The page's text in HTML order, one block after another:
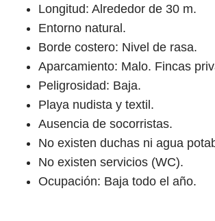
Longitud: Alrededor de 30 m.
Entorno natural.
Borde costero: Nivel de rasa.
Aparcamiento: Malo. Fincas
Peligrosidad: Baja.
Playa nudista y textil.
Ausencia de socorristas.
No existen duchas ni agua
No existen servicios (WC).
Ocupación: Baja todo el año.